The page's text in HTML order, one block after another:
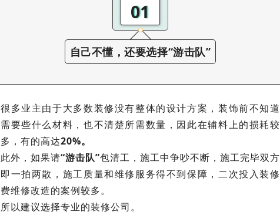
01
自己不懂，还要选择“游击队”
很多业主由于大多数装修没有整体的设计方案，装饰前不知道
需要些什么材料，也不清楚所需数量，因此在辅料上的损耗较
多，有的高达20%。
此外，如果请“游击队”包清工，施工中争吵不断，施工完毕双方
即一拍两散，施工质量和维修服务得不到保障，二次投入装修
费维修改造的案例较多。
所以建议选择专业的装修公司。